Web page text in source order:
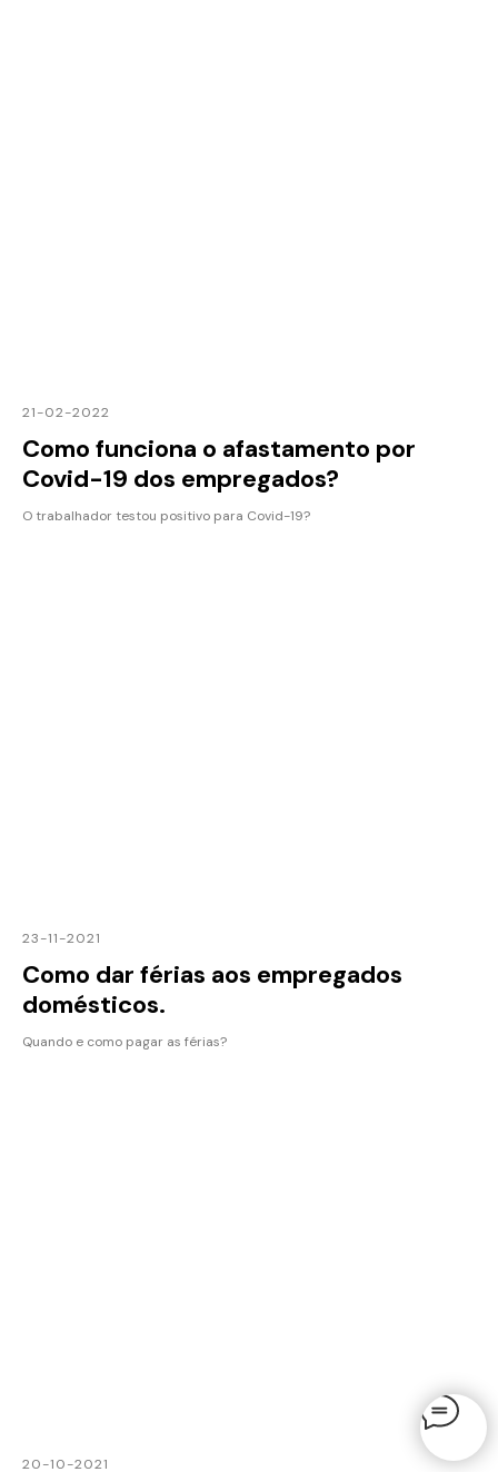
21-02-2022
Como funciona o afastamento por
Covid-19 dos empregados?
O trabalhador testou positivo para Covid-19?
23-11-2021
Como dar férias aos empregados
domésticos.
Quando e como pagar as férias?
20-10-2021